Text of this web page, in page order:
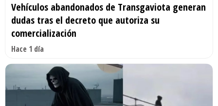
Vehículos abandonados de Transgaviota generan
dudas tras el decreto que autoriza su
comercialización
Hace 1 día